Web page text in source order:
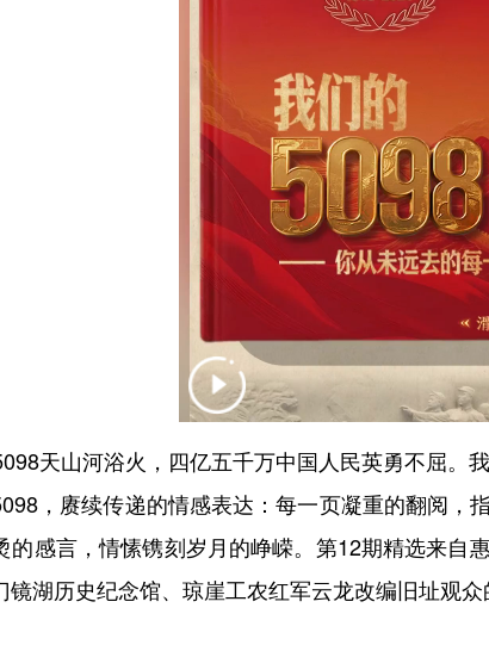
天山河浴火，四亿五千万中国人民英勇不屈。
，赓续传递的情感表达：每一页凝重的翻阅，
的感言，情愫镌刻岁月的峥嵘。第12期精选来自
镜湖历史纪念馆、琼崖工农红军云龙改编旧址观众